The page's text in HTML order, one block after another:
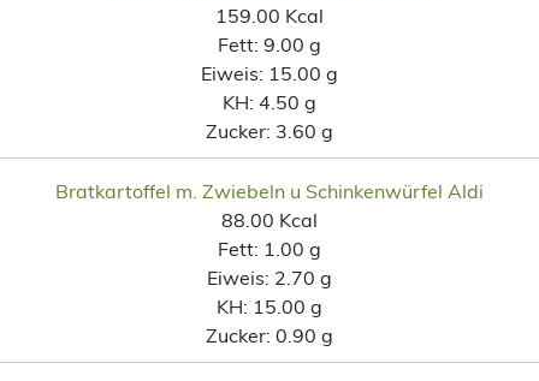
159.00 Kcal
Fett: 9.00 g
Eiweis: 15.00 g
KH: 4.50 g
Zucker: 3.60 g
Bratkartoffel m. Zwiebeln u Schinkenwürfel Aldi
88.00 Kcal
Fett: 1.00 g
Eiweis: 2.70 g
KH: 15.00 g
Zucker: 0.90 g